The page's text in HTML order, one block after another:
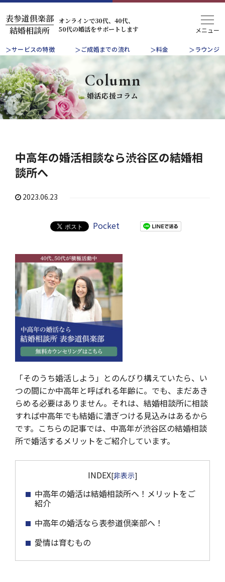
結婚相談所
表参道倶楽部
オンラインで30代、40代、
50代の婚活をサポートします
サービスの特徴 ご成婚までの流れ 料金 ラウンジ
Column
婚活応援コラム
中高年の婚活相談なら渋谷区の結婚相
談所へ
2023.06.23
Pocket
「そのうち婚活しよう」とのんびり構えていたら、い
つの間にか中高年と呼ばれる年齢に。でも、まだあき
らめる必要はありません。それは、結婚相談所に相談
すれば中高年でも結婚に漕ぎつける見込みはあるから
です。こちらの記事では、中高年が渋谷区の結婚相談
所で婚活するメリットをご紹介しています。
INDEX[非表示]
中高年の婚活は結婚相談所へ！メリットをご
紹介
中高年の婚活なら表参道倶楽部へ！
愛情は育むもの